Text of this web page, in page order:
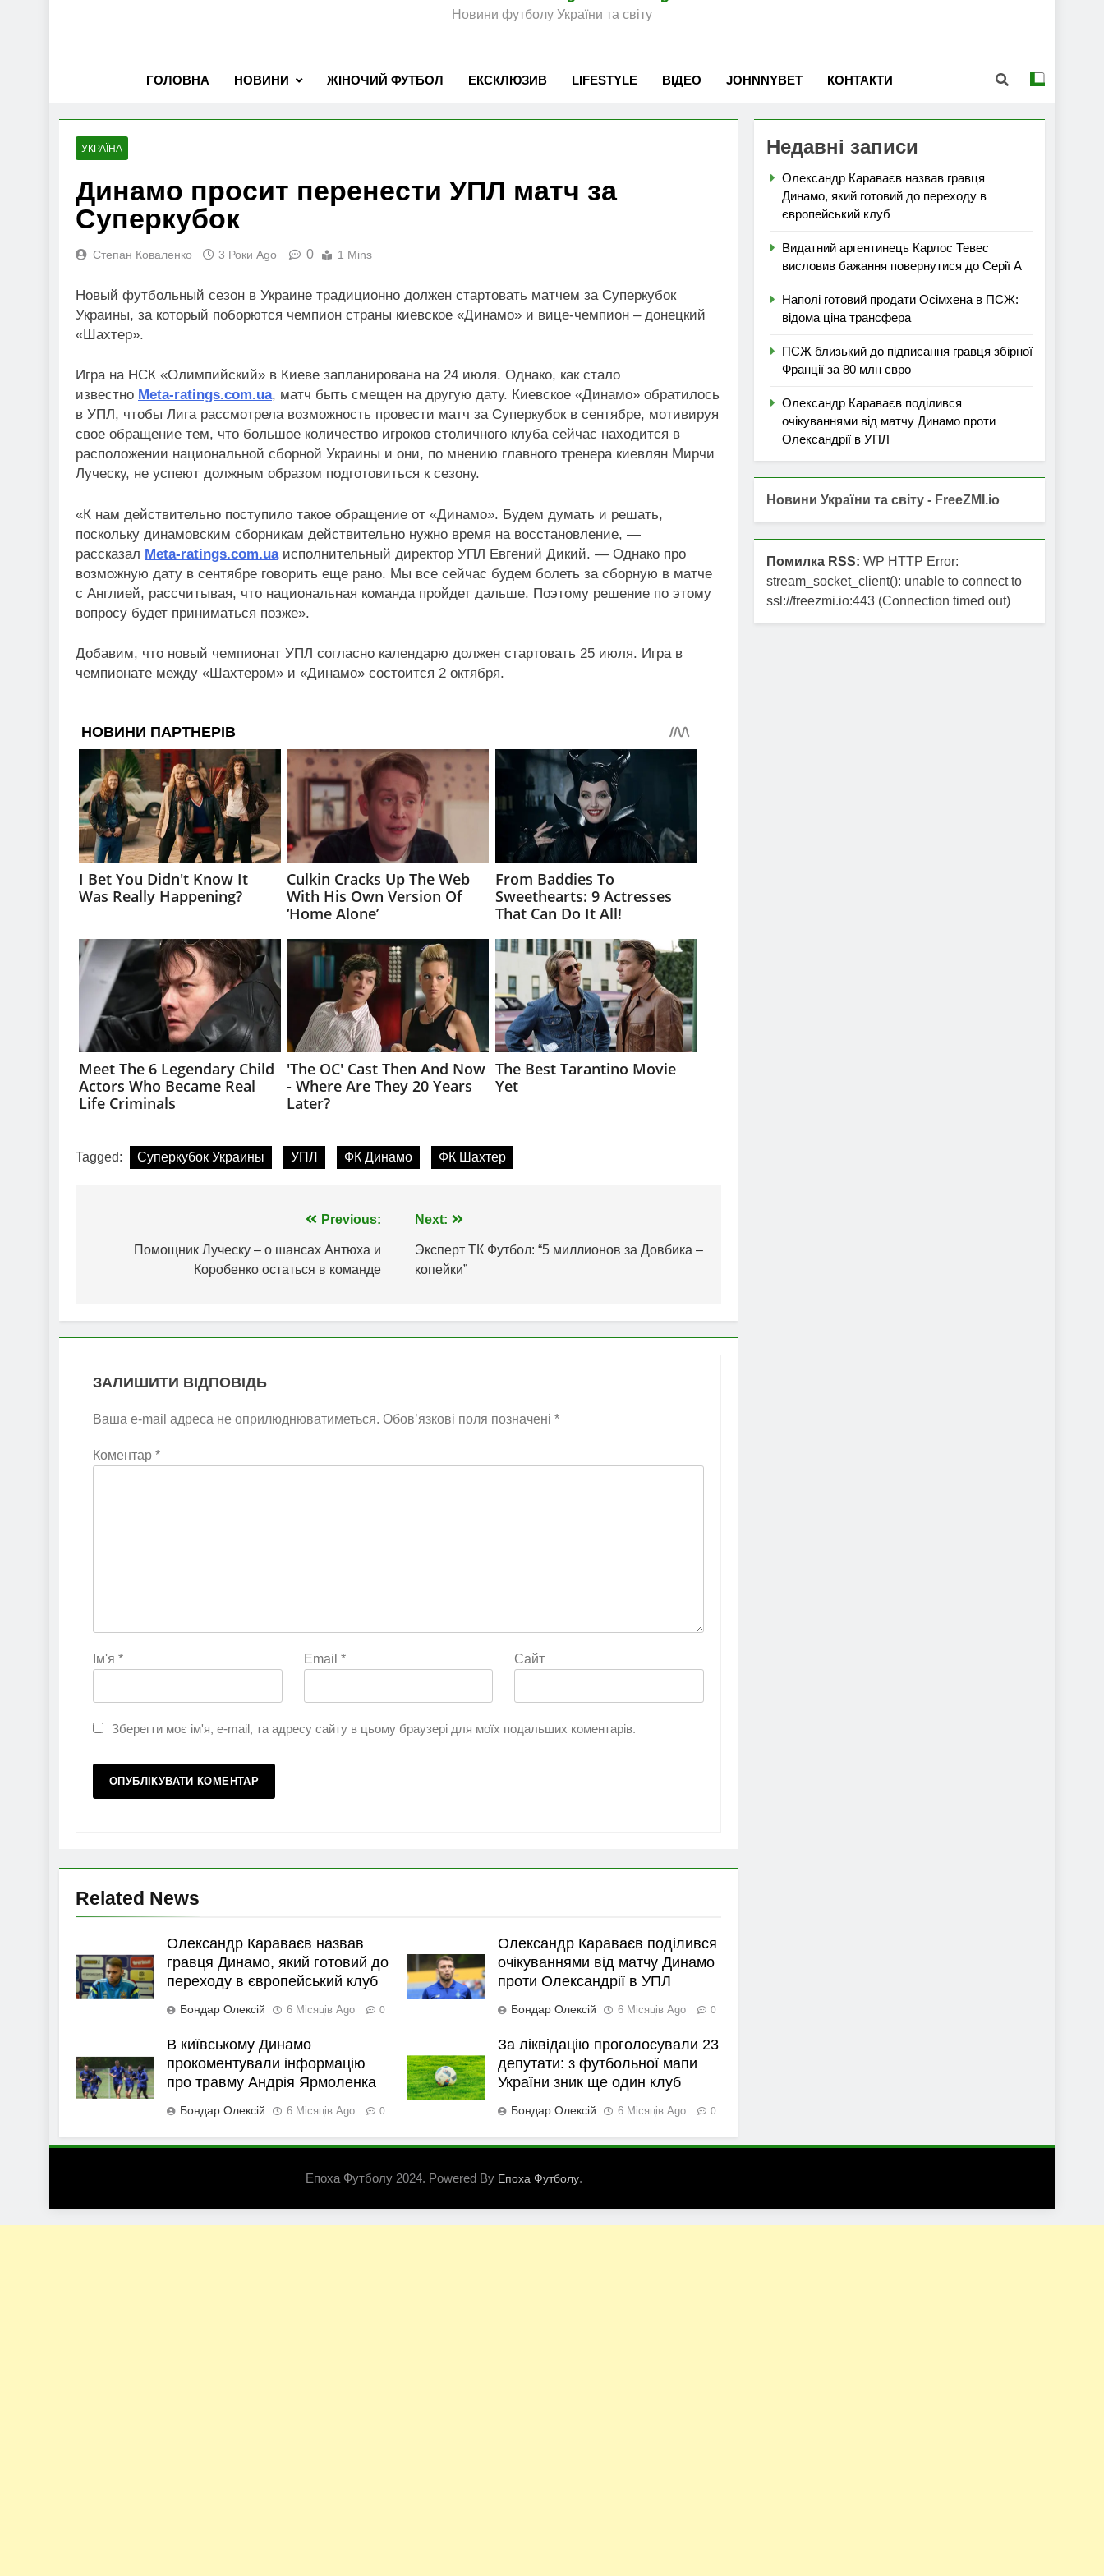
Новини футболу України та світу
ГОЛОВНА НОВИНИ ЖІНОЧИЙ ФУТБОЛ ЕКСКЛЮЗИВ LIFESTYLE ВІДЕО JOHNNYBET КОНТАКТИ
УКРАЇНА
Динамо просит перенести УПЛ матч за
Суперкубок
Степан Коваленко 3 Роки Ago 0 1 Mins
Новый футбольный сезон в Украине традиционно должен стартовать матчем за Суперкубок
Украины, за который поборются чемпион страны киевское «Динамо» и вице-чемпион – донецкий
«Шахтер».
Игра на НСК «Олимпийский» в Киеве запланирована на 24 июля. Однако, как стало
известно Meta-ratings.com.ua, матч быть смещен на другую дату. Киевское «Динамо» обратилось
в УПЛ, чтобы Лига рассмотрела возможность провести матч за Суперкубок в сентябре, мотивируя
свое обращение тем, что большое количество игроков столичного клуба сейчас находится в
расположении национальной сборной Украины и они, по мнению главного тренера киевлян Мирчи
Луческу, не успеют должным образом подготовиться к сезону.
«К нам действительно поступило такое обращение от «Динамо». Будем думать и решать,
поскольку динамовским сборникам действительно нужно время на восстановление, —
рассказал Meta-ratings.com.uaисполнительный директор УПЛ Евгений Дикий. — Однако про
возможную дату в сентябре говорить еще рано. Мы все сейчас будем болеть за сборную в матче
с Англией, рассчитывая, что национальная команда пройдет дальше. Поэтому решение по этому
вопросу будет приниматься позже».
Добавим, что новый чемпионат УПЛ согласно календарю должен стартовать 25 июля. Игра в
чемпионате между «Шахтером» и «Динамо» состоится 2 октября.
Tagged: Суперкубок Украины УПЛ ФК Динамо ФК Шахтер
записів
Previous:
Помощник Луческу – о шансах Антюха и
Коробенко остаться в команде
Next:
Эксперт ТК Футбол: “5 миллионов за Довбика –
копейки”
ЗАЛИШИТИ ВІДПОВІДЬ
Ваша e-mail адреса не оприлюднюватиметься. Обов’язкові поля позначені *
Коментар *
Ім'я * Email * Сайт
Зберегти моє ім'я, e-mail, та адресу сайту в цьому браузері для моїх подальших коментарів.
Related News
Олександр Караваєв назвав
гравця Динамо, який готовий до
переходу в європейський клуб
Бондар Олексій 6 Місяців Ago 0
Олександр Караваєв поділився
очікуваннями від матчу Динамо
проти Олександрії в УПЛ
Бондар Олексій 6 Місяців Ago 0
В київському Динамо
прокоментували інформацію
про травму Андрія Ярмоленка
Бондар Олексій 6 Місяців Ago 0
За ліквідацію проголосували 23
депутати: з футбольної мапи
України зник ще один клуб
Бондар Олексій 6 Місяців Ago 0
Недавні записи
Олександр Караваєв назвав гравця
Динамо, який готовий до переходу в
європейський клуб
Видатний аргентинець Карлос Тевес
висловив бажання повернутися до Серії А
Наполі готовий продати Осімхена в ПСЖ:
відома ціна трансфера
ПСЖ близький до підписання гравця збірної
Франції за 80 млн євро
Олександр Караваєв поділився
очікуваннями від матчу Динамо проти
Олександрії в УПЛ
Новини України та світу - FreeZMI.io
Помилка RSS: WP HTTP Error:
stream_socket_client(): unable to connect to
ssl://freezmi.io:443 (Connection timed out)
Епоха Футболу 2024. Powered By Епоха Футболу.